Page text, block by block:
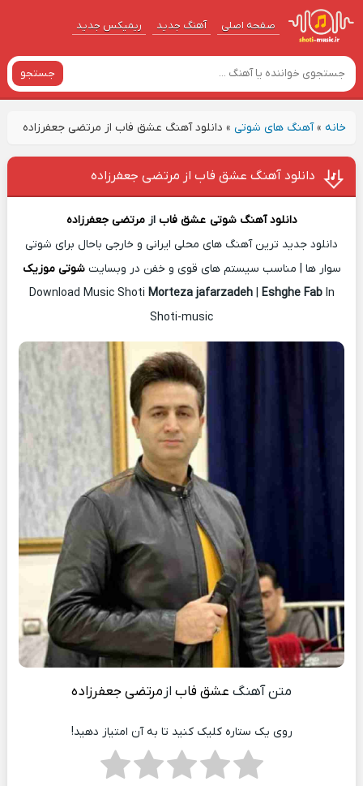
صفحه اصلی آهنگ‌ جدید ریمیکس جدید
جستجو
خانه»آهنگ های شوتی» دانلود آهنگ عشق فاب از مرتضی جعفرزاده
دانلود آهنگ عشق فاب از مرتضی جعفرزاده
دانلود آهنگ شوتی عشق فاب ازمرتضی جعفرزاده
دانلود جدید ترین آهنگ های محلی ایرانی و خارجی باحال برای شوتی
سوار ها | مناسب سیستم های قوی و خفن در وبسایتشوتی موزیک
Download Music Shoti Morteza jafarzadeh| Eshghe FabIn
Shoti-music
متن آهنگ عشق فاب از مرتضی جعفرزاده
روی یک ستاره کلیک کنید تا به آن امتیاز دهید!